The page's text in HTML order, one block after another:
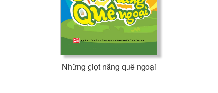
Những giọt nắng quê ngoại